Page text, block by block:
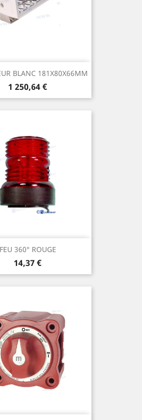
BLANC 181X80X66MM
Prix
1 250,64 €
FEU 360° ROUGE
Prix
14,37 €